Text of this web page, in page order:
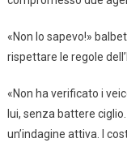
«Non lo sapevo!»
rispettare le regole
«Non ha verificato i
lui, senza battere
un’indagine attiva. I